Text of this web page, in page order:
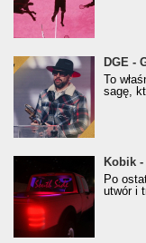
donGURALesko
Klasyczny/
(Popkillery 2023)
DGE -
To
sagę,
Kobik - Slalom
[Official Music
Kobik
Po
utwór i